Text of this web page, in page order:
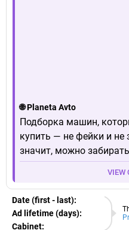
🌐 Planeta Avto
Подборка машин,
купить — не фейки и не
значит, можно забирать
VIEW
Date (first - last):
Ad lifetime (days):
Cabinet:
EURO